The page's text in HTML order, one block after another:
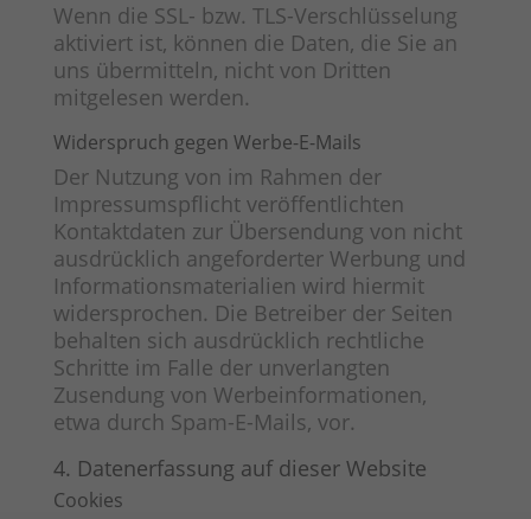
Wenn die SSL- bzw. TLS-Verschlüsselung
aktiviert ist, können die Daten, die Sie an
uns übermitteln, nicht von Dritten
mitgelesen werden.
Widerspruch gegen Werbe-E-Mails
Der Nutzung von im Rahmen der
Impressumspflicht veröffentlichten
Kontaktdaten zur Übersendung von nicht
ausdrücklich angeforderter Werbung und
Informationsmaterialien wird hiermit
widersprochen. Die Betreiber der Seiten
behalten sich ausdrücklich rechtliche
Schritte im Falle der unverlangten
Zusendung von Werbeinformationen,
etwa durch Spam-E-Mails, vor.
4. Datenerfassung auf dieser Website
Cookies